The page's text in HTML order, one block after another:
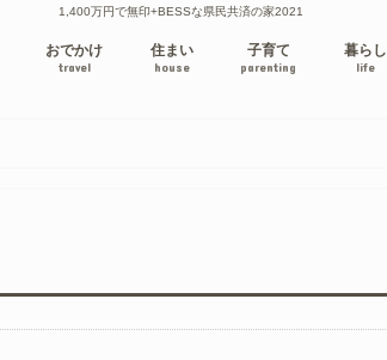
1,400万円で無印+BESSな県民共済の家2021
おでかけ
travel
住まい
house
子育て
parenting
暮らし
life